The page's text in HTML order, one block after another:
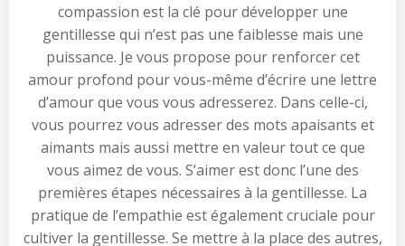
compassion est la clé pour développer une
gentillesse qui n’est pas une faiblesse mais une
puissance. Je vous propose pour renforcer cet
amour profond pour vous-même d’écrire une lettre
d’amour que vous vous adresserez. Dans celle-ci,
vous pourrez vous adresser des mots apaisants et
aimants mais aussi mettre en valeur tout ce que
vous aimez de vous. S’aimer est donc l’une des
premières étapes nécessaires à la gentillesse. La
pratique de l’empathie est également cruciale pour
cultiver la gentillesse. Se mettre à la place des autres,